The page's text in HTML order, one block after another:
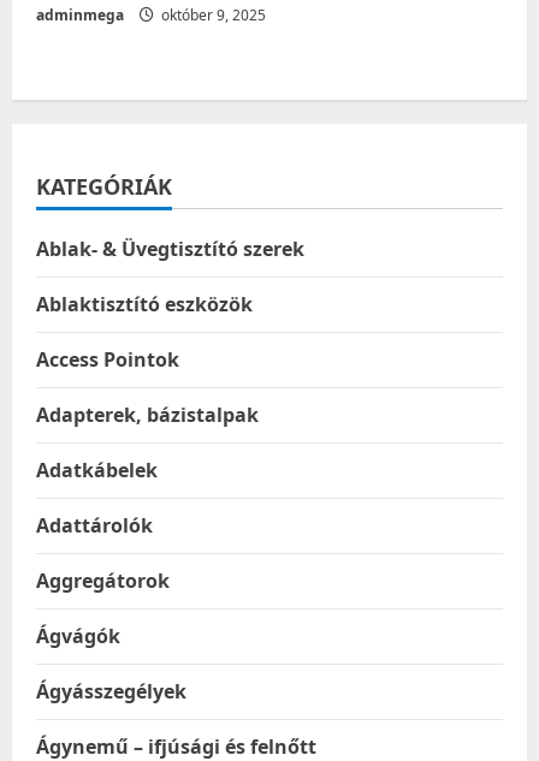
adminmega október 9, 2025
KATEGÓRIÁK
Ablak- & Üvegtisztító szerek
Ablaktisztító eszközök
Access Pointok
Adapterek, bázistalpak
Adatkábelek
Adattárolók
Aggregátorok
Ágvágók
Ágyásszegélyek
Ágynemű – ifjúsági és felnőtt